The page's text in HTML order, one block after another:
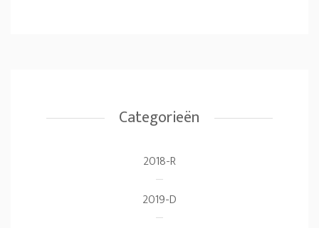
Categorieën
2018-R
2019-D